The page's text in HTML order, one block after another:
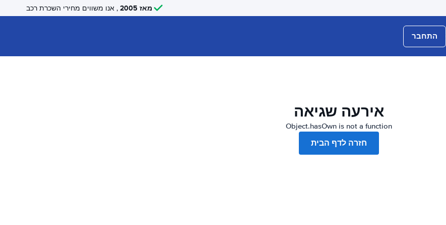
מאז 2005 , אנו משווים מחירי השכרת רכב
התחבר
אירעה שגיאה
Object.hasOwn is not a function
חזרה לדף הבית